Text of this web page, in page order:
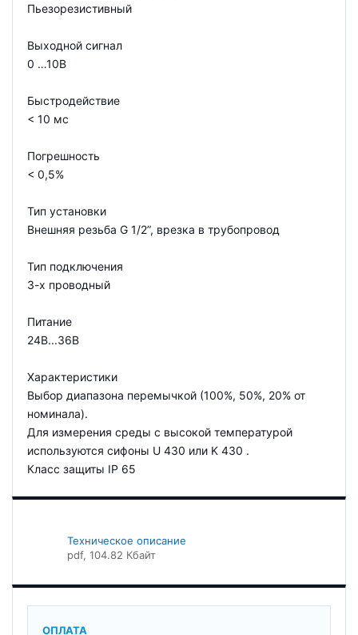
Пьезорезистивный
Выходной сигнал
0 …10В
Быстродействие
< 10 мс
Погрешность
< 0,5%
Тип установки
Внешняя резьба G 1/2”, врезка в трубопровод
Тип подключения
3-х проводный
Питание
24В...36В
Характеристики
Выбор диапазона перемычкой (100%, 50%, 20% от
номинала).
Для измерения среды с высокой температурой
используются сифоны U 430 или K 430 .
Класс защиты IP 65
Техническое описание
pdf, 104.82 Кбайт
ОПЛАТА